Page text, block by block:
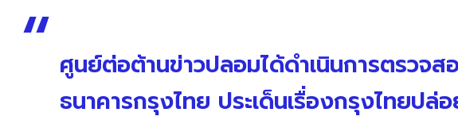
ศูนย์ต่อต้านข่าวปลอมได้ดำเนินการตรวจส
ธนาคารกรุงไทย ประเด็นเรื่องกรุงไทยป